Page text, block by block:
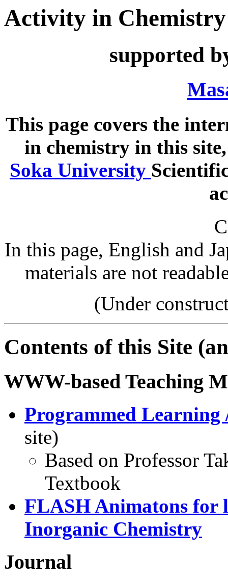
Activity in
supported
This page covers the
in chemistry in this
Soka University
In this page, English and
materials are not
(Under
Contents of this Site
WWW-based Teaching
Programmed Learning
site)
Based on Professor
Textbook
FLASH Animatons for
Inorganic Chemistry
Journal